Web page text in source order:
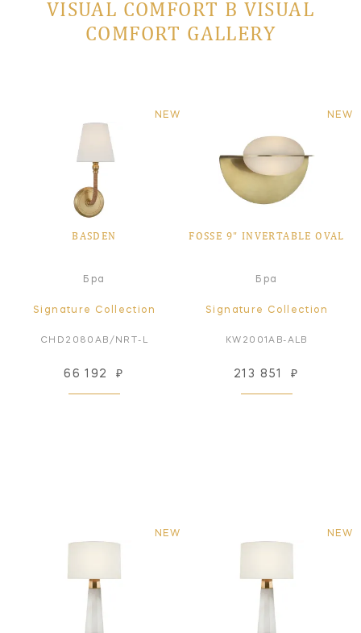
VISUAL COMFORT В VISUAL
COMFORT GALLERY
NEW
BASDEN
Бра
Signature Collection
CHD2080AB/NRT-L
66 192 ₽
NEW
FOSSE 9" INVERTABLE OVAL
Бра
Signature Collection
KW2001AB-ALB
213 851 ₽
NEW NEW